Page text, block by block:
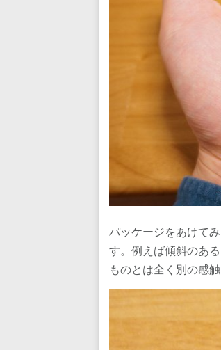
パッケージをあけて
す。例えば傾斜のあ
ものとは全く別の感触